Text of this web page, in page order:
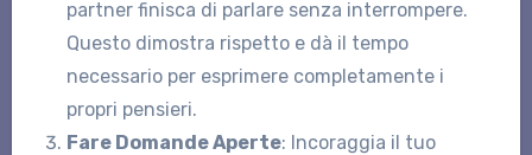
partner finisca di parlare senza interrompere.
Questo dimostra rispetto e dà il tempo
necessario per esprimere completamente i
propri pensieri.
Fare Domande Aperte: Incoraggia il tuo